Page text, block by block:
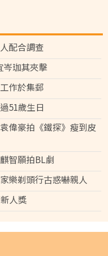
配合調查
岑珈其夾擊
作於集郵
51歲生日
偉豪拍《鐵探》瘦到皮
智願拍BL劇
樂剃頭行古惑嚇親人
人獎